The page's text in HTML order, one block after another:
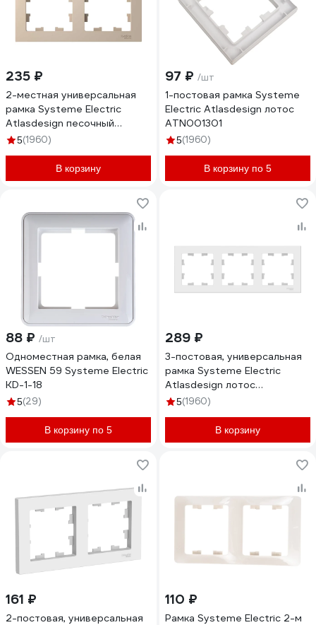
235 ₽
2-местная универсальная
рамка Systeme Electric
Atlasdesign песочный
ATN001202
5(1960)
В корзину
97 ₽ /шт
1-постовая рамка Systeme
Electric Atlasdesign лотос
ATN001301
5(1960)
В корзину по 5
88 ₽ /шт
Одноместная рамка, белая
WESSEN 59 Systeme Electric
KD-1-18
5(29)
В корзину по 5
289 ₽
3-постовая, универсальная
рамка Systeme Electric
Atlasdesign лотос
ATN001303
5(1960)
В корзину
161 ₽
2-постовая, универсальная
110 ₽
Рамка Systeme Electric 2-м